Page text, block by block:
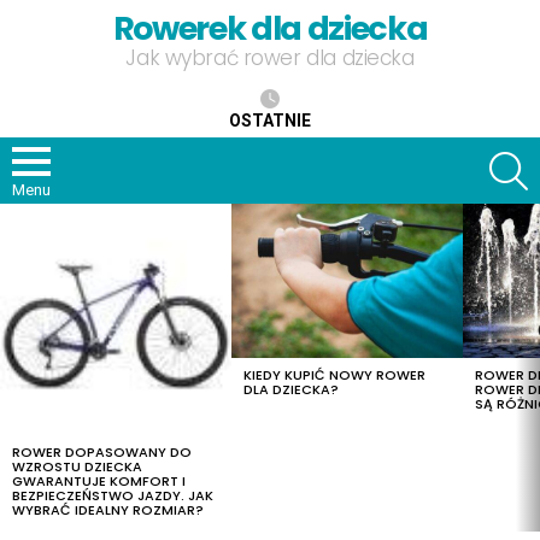
Rowerek dla dziecka
Jak wybrać rower dla dziecka
OSTATNIE
Menu
ROWER DOPASOWANY DO
WZROSTU DZIECKA
GWARANTUJE KOMFORT I
BEZPIECZEŃSTWO JAZDY. JAK
WYBRAĆ IDEALNY ROZMIAR?
KIEDY KUPIĆ NOWY ROWER
DLA DZIECKA?
ROWER
ROWER
SĄ